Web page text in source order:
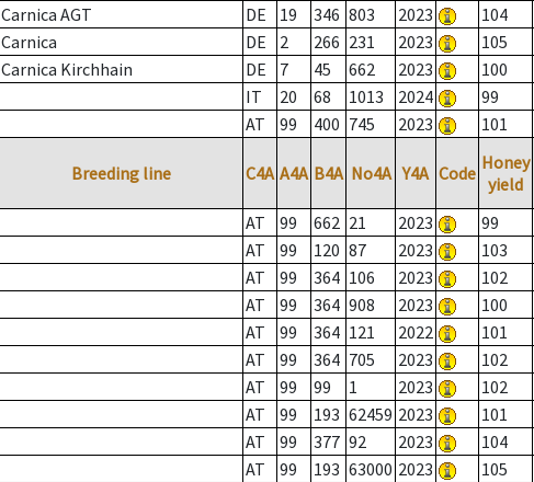
Carnica AGT DE 19 346 803 2023 104
Carnica DE 2 266 231 2023 105
Carnica Kirchhain DE 7 45 662 2023 100
IT 20 68 1013 2024 99
AT 99 400 745 2023 101
Breeding line C4A A4A B4A No4A Y4A Code Honey
yield
AT 99 662 21 2023 99
AT 99 120 87 2023 103
AT 99 364 106 2023 102
AT 99 364 908 2023 100
AT 99 364 121 2022 101
AT 99 364 705 2023 102
AT 99 99 1 2023 102
AT 99 193 62459 2023 101
AT 99 377 92 2023 104
AT 99 193 63000 2023 105